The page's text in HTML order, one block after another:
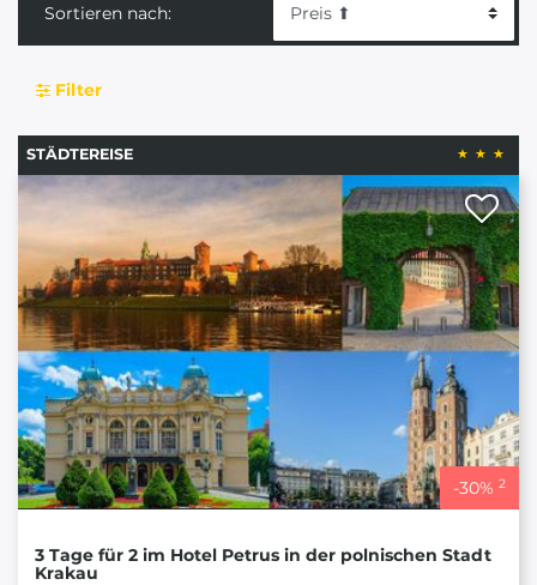
Sortieren nach:
Filter
STÄDTEREISE
-30% 2
3 Tage für 2 im Hotel Petrus in der polnischen Stadt
Krakau